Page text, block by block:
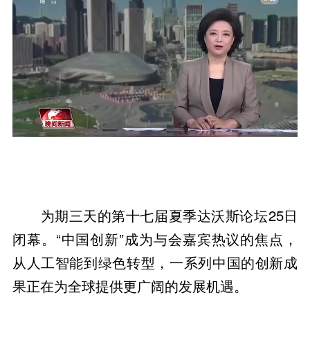
为期三天的第十七届夏季达沃斯论坛25日
闭幕。“中国创新”成为与会嘉宾热议的焦点，
从人工智能到绿色转型，一系列中国的创新成
果正在为全球提供更广阔的发展机遇。